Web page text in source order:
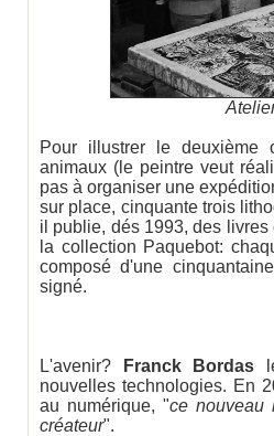
Pour illustrer le
animaux (le peintre veut
pas à organiser une
sur place, cinquante trois
il publie, dés 1993, des
la collection Paquebot:
composé d'une
signé.
L'avenir? Franck Bordas
nouvelles technologies. En
au numérique, "ce nouveau
créateur".